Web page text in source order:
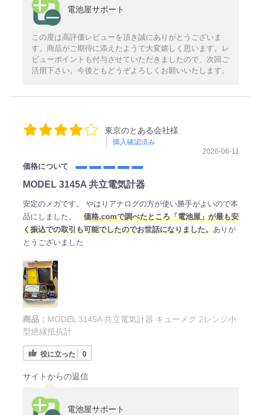
電池屋サポート
この度は高評価レビューを頂き誠にありがとうございま
す。商品がご期待に添えたようで大変嬉しく思います。レ
ビューポイントも付与させていただきましたので、次回ご
活用下さい。今後ともどうぞよろしくお願いいたします。
東京のとある会社様
購入確認済み
2026-06-11
価格について
MODEL 3145A 共立電気計器
安定のメガです。 やはりアナログの方が使い勝手がよいので本
品にしました。 価格.comで調べたところ「電池屋」が最も安
く振込での取引も可能でしたのでお世話になりました。ありが
とうございました
商品： MODEL 3145A 共立電気計器 キューメグ 2レンジ小
型絶縁抵抗計
役に立った 0
サイトからの返信
電池屋サポート